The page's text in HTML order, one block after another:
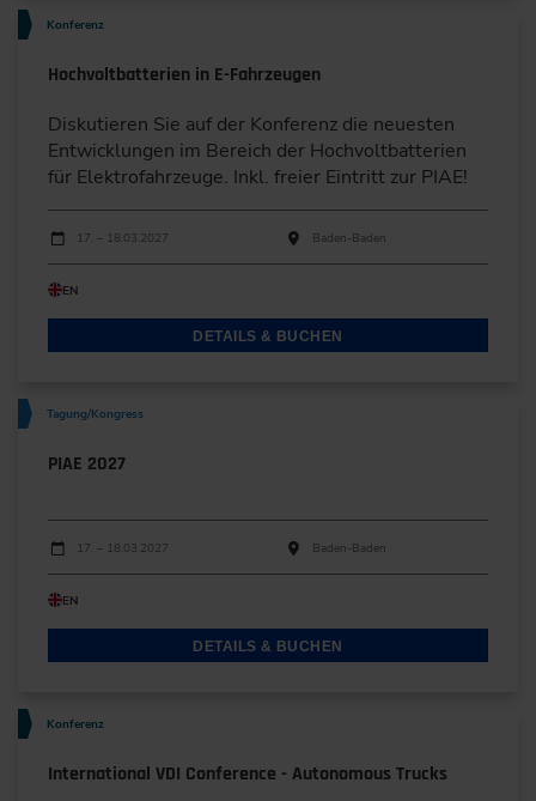
Konferenz
Hochvoltbatterien in E-Fahrzeugen
Diskutieren Sie auf der Konferenz die neuesten
Entwicklungen im Bereich der Hochvoltbatterien
für Elektrofahrzeuge. Inkl. freier Eintritt zur PIAE!
Durchführungen
Veranstaltungsdatum
17. – 18.03.2027 Baden-Baden
EN
DETAILS & BUCHEN
Tagung/Kongress
PIAE 2027
Durchführungen
Veranstaltungsdatum
17. – 18.03.2027 Baden-Baden
EN
DETAILS & BUCHEN
Konferenz
International VDI Conference - Autonomous Trucks